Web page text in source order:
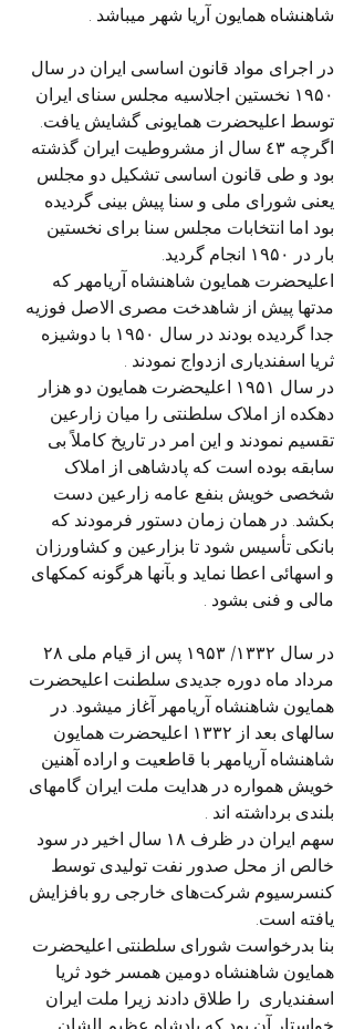
شاهنشاه همایون آریا شهر میباشد .
در اجرای مواد قانون اساسی ایران در سال
۱۹۵۰ نخستین اجلاسیه مجلس سنای ایران
توسط اعلیحضرت همایونی گشایش یافت.
اگرچه ٤٣ سال از مشروطیت ایران گذشته
بود و طی قانون اساسی تشکیل دو مجلس
یعنی شورای ملی و سنا پیش بینی گردیده
بود اما انتخابات مجلس سنا برای نخستین
بار در ۱۹۵۰ انجام گردید.
اعلیحضرت همایون شاهنشاه آریامهر که
مدتها پیش از شاهدخت مصری الاصل فوزیه
جدا گردیده بودند در سال ۱۹۵۰ با دوشیزه
ثریا اسفندیاری ازدواج نمودند .
در سال ۱۹۵۱ اعلیحضرت همایون دو هزار
دهکده از املاک سلطنتی را میان زارعین
تقسیم نمودند و این امر در تاریخ کاملاً بی
سابقه بوده است که پادشاهی از املاک
شخصی خویش بنفع عامه زارعین دست
بکشد. در همان زمان دستور فرمودند که
بانکی تأسیس شود تا بزارعین و کشاورزان
و اسهائی اعطا نماید و بآنها هرگونه کمکهای
مالی و فنی بشود .
مرداد ماه دوره جدیدی سلطنت اعلیحضرت
همایون شاهنشاه آریامهر آغاز میشود. در
سالهای بعد از ۱۳۳۲ اعلیحضرت همایون
شاهنشاه آریامهر با قاطعیت و اراده آهنین
خویش همواره در هدایت ملت ایران گامهای
بلندی برداشته اند .
سهم ایران در ظرف ۱۸ سال اخیر در سود
خالص از محل صدور نفت تولیدی توسط
کنسرسیوم شرکت‌های خارجی رو بافزایش
یافته است.
بنا بدرخواست شورای سلطنتی اعلیحضرت
همایون شاهنشاه دومین همسر خود ثریا
اسفندیاری  را طلاق دادند زیرا ملت ایران
خواستار آن بود که پادشاه عظیم الشان